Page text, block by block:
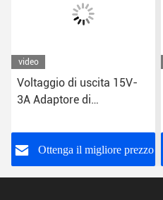
video
Voltaggio di uscita 15V-
3A Adaptore di
elegante
Ottenga il migliore prezzo